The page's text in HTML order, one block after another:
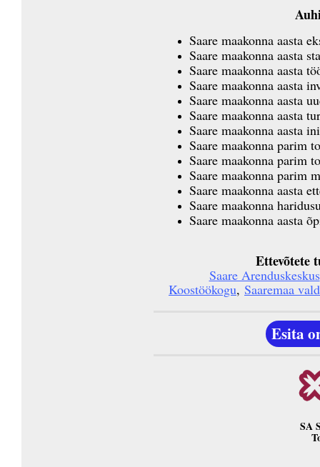
Saare maakonna aasta
Saare maakonna aasta
Saare maakonna aasta
Saare maakonna aasta
Saare maakonna aasta
Saare maakonna aasta
Saare maakonna aasta
Saare maakonna parim
Saare maakonna parim
Saare maakonna parim
Saare maakonna aasta
Saare maakonna
Saare maakonna aasta
Ettevõtete
Saare Arenduskeskus
Koostöökogu, Saaremaa vald
Esita
SA